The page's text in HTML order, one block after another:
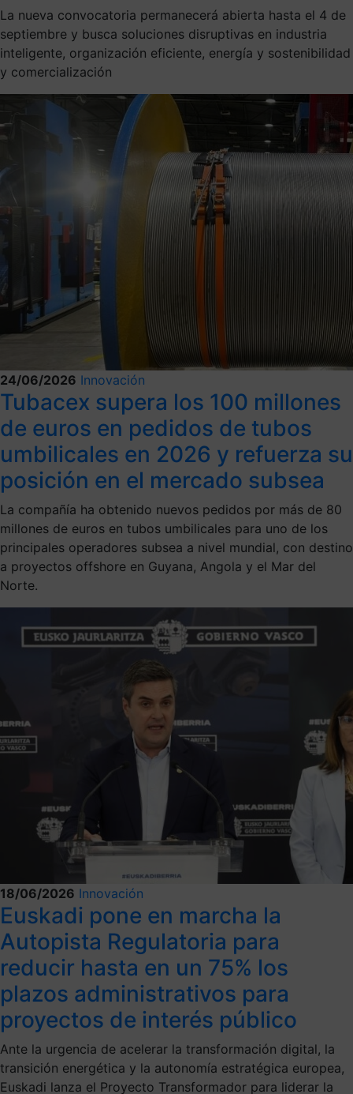
La nueva convocatoria permanecerá abierta hasta el 4 de
septiembre y busca soluciones disruptivas en industria
inteligente, organización eficiente, energía y sostenibilidad
y comercialización
24/06/2026 Innovación
Tubacex supera los 100 millones
de euros en pedidos de tubos
umbilicales en 2026 y refuerza su
posición en el mercado subsea
La compañía ha obtenido nuevos pedidos por más de 80
millones de euros en tubos umbilicales para uno de los
principales operadores subsea a nivel mundial, con destino
a proyectos offshore en Guyana, Angola y el Mar del
Norte.
18/06/2026 Innovación
Euskadi pone en marcha la
Autopista Regulatoria para
reducir hasta en un 75% los
plazos administrativos para
proyectos de interés público
Ante la urgencia de acelerar la transformación digital, la
transición energética y la autonomía estratégica europea,
Euskadi lanza el Proyecto Transformador para liderar la